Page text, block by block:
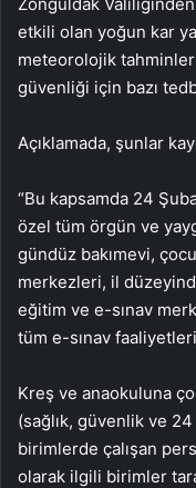
etkili olan yoğun kar
meteorolojik
güvenliği için bazı
Açıklamada, şunlar
“Bu kapsamda 24
özel tüm örgün ve
gündüz bakımevi,
merkezleri, il
eğitim ve e-sınav
tüm e-sınav
Kreş ve anaokuluna
(sağlık, güvenlik ve
birimlerde çalışan
olarak ilgili birimler